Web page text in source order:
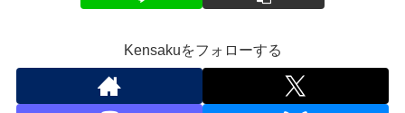
Kensakuをフォローする